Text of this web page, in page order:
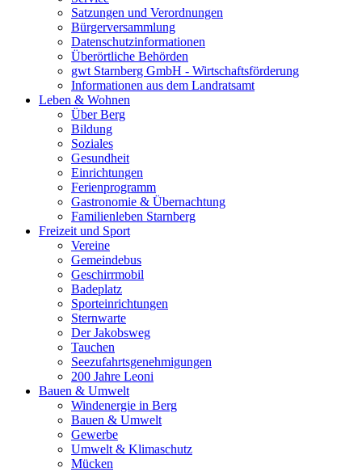
Satzungen und Verordnungen
Bürgerversammlung
Datenschutzinformationen
Überörtliche Behörden
gwt Starnberg GmbH - Wirtschaftsförderung
Informationen aus dem Landratsamt
Leben & Wohnen
Über Berg
Bildung
Soziales
Gesundheit
Einrichtungen
Ferienprogramm
Gastronomie & Übernachtung
Familienleben Starnberg
Freizeit und Sport
Vereine
Gemeindebus
Geschirrmobil
Badeplatz
Sporteinrichtungen
Sternwarte
Der Jakobsweg
Tauchen
Seezufahrtsgenehmigungen
200 Jahre Leoni
Bauen & Umwelt
Windenergie in Berg
Bauen & Umwelt
Gewerbe
Umwelt & Klimaschutz
Mücken